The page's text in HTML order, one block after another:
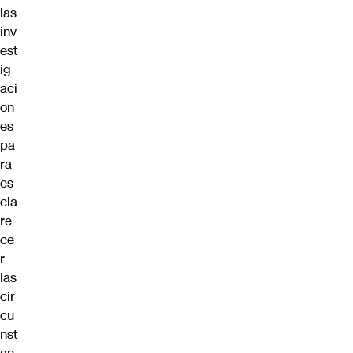
las
inv
est
ig
aci
on
es
pa
ra
es
cla
re
ce
r
las
cir
cu
nst